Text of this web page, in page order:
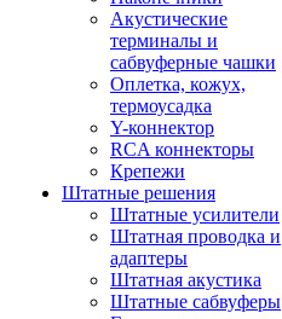
Акустические
терминалы и
сабвуферные чашки
Оплетка, кожух,
термоусадка
Y-коннектор
RCA коннекторы
Крепежи
Штатные решения
Штатные усилители
Штатная проводка и
адаптеры
Штатная акустика
Штатные сабвуферы